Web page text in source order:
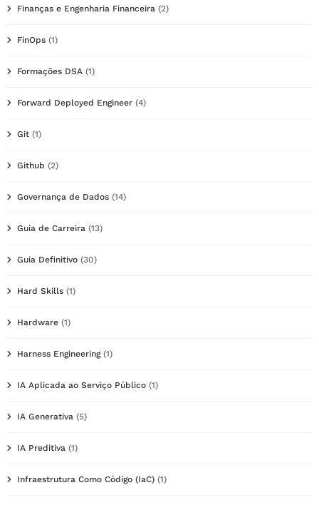
Finanças e Engenharia Financeira (2)
FinOps (1)
Formações DSA (1)
Forward Deployed Engineer (4)
Git (1)
Github (2)
Governança de Dados (14)
Guia de Carreira (13)
Guia Definitivo (30)
Hard Skills (1)
Hardware (1)
Harness Engineering(1)
IA Aplicada ao Serviço Público (1)
IA Generativa (5)
IA Preditiva (1)
Infraestrutura Como Código (IaC) (1)